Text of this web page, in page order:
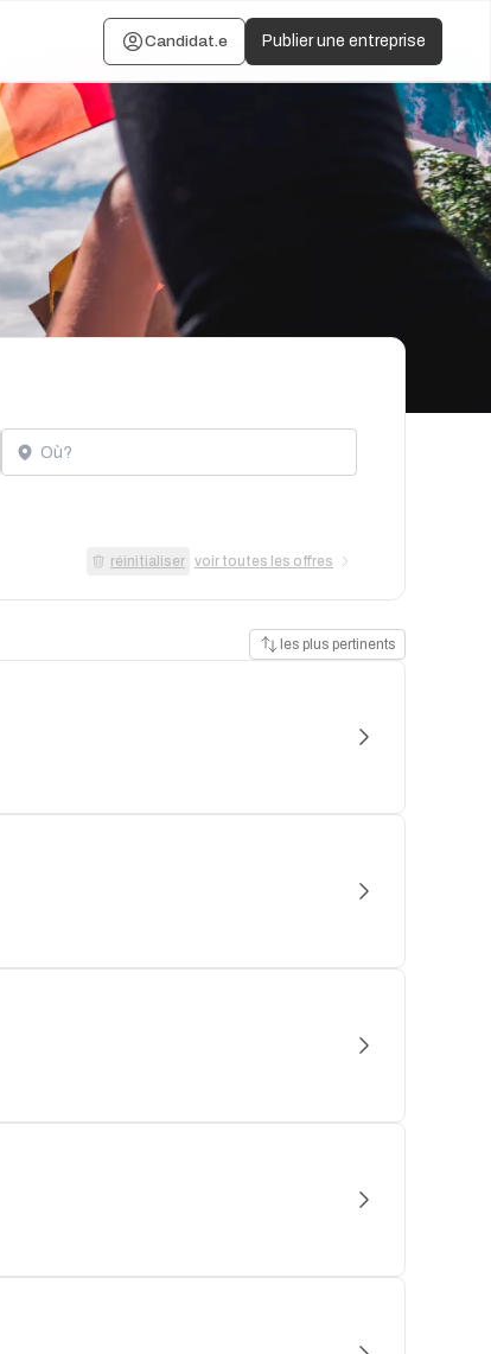
Candidat.e Publier une entreprise
Localisation
réinitialiser voir toutes les offres
les plus pertinents